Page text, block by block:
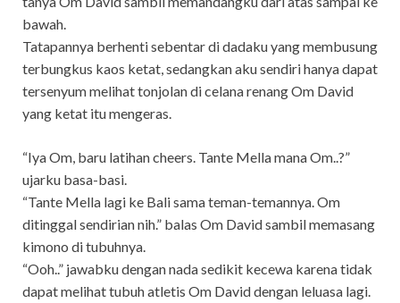
bawah.
Tatapannya berhenti sebentar di dadaku yang membusung
terbungkus kaos ketat, sedangkan aku sendiri hanya dapat
tersenyum melihat tonjolan di celana renang Om David
yang ketat itu mengeras.
“Iya Om, baru latihan cheers. Tante Mella mana Om..?”
ujarku basa-basi.
“Tante Mella lagi ke Bali sama teman-temannya. Om
ditinggal sendirian nih.” balas Om David sambil memasang
kimono di tubuhnya.
“Ooh..” jawabku dengan nada sedikit kecewa karena tidak
dapat melihat tubuh atletis Om David dengan leluasa lagi.